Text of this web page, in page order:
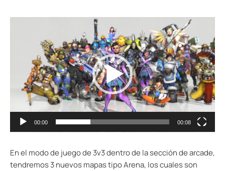
de
vídeo
00:00 00:08
En el modo de juego de 3v3 dentro de la sección de arcade,
tendremos 3 nuevos mapas tipo Arena, los cuales son